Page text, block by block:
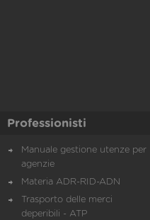
Professionisti
Manuale gestione utenze per
agenzie
Materia ADR-RID-ADN
Trasporto delle merci
deperibili - ATP